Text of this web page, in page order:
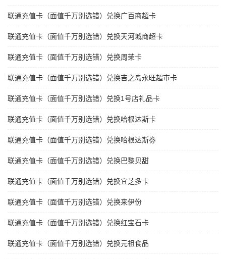
联通充值卡（面值千万别选错）兑换广百商超卡
联通充值卡（面值千万别选错）兑换天河城商超卡
联通充值卡（面值千万别选错）兑换周茉卡
联通充值卡（面值千万别选错）兑换吉之岛永旺超市卡
联通充值卡（面值千万别选错）兑换1号店礼品卡
联通充值卡（面值千万别选错）兑换哈根达斯卡
联通充值卡（面值千万别选错）兑换哈根达斯劵
联通充值卡（面值千万别选错）兑换巴黎贝甜
联通充值卡（面值千万别选错）兑换宜芝多卡
联通充值卡（面值千万别选错）兑换来伊份
联通充值卡（面值千万别选错）兑换红宝石卡
联通充值卡（面值千万别选错）兑换元祖食品